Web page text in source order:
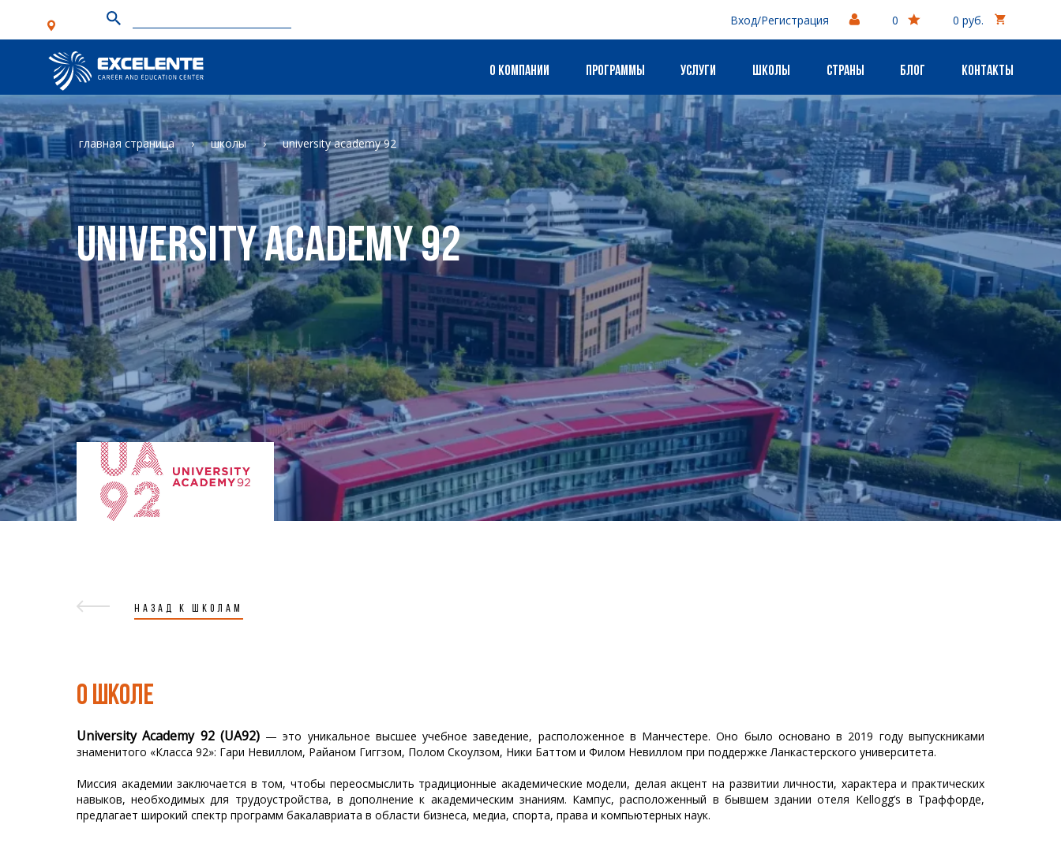
Вход/Регистрация 0 0 руб.
О компании Программы Услуги Школы Страны Блог Контакты
главная страница школы university academy 92
University Academy 92
НАЗАД К ШКОЛАМ
О ШКОЛЕ
University Academy 92 (UA92)— это уникальное высшее учебное заведение, расположенное в Манчестере. Оно было основано в 2019 году выпускниками
знаменитого «Класса 92»: Гари Невиллом, Райаном Гиггзом, Полом Скоулзом, Ники Баттом и Филом Невиллом при поддержке Ланкастерского университета.
Миссия академии заключается в том, чтобы переосмыслить традиционные академические модели, делая акцент на развитии личности, характера и практических
навыков, необходимых для трудоустройства, в дополнение к академическим знаниям. Кампус, расположенный в бывшем здании отеля Kellogg’s в Траффорде,
предлагает широкий спектр программ бакалавриата в области бизнеса, медиа, спорта, права и компьютерных наук.